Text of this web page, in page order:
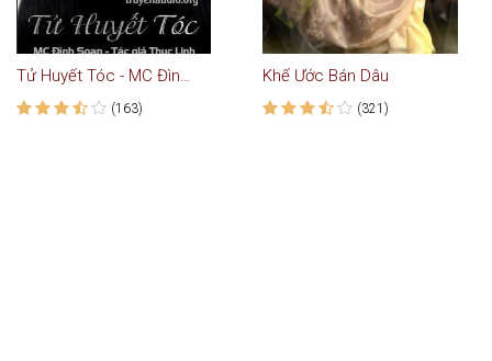
Tử Huyết Tóc - MC Đình Soạn
(163)
Khế Ước Bán Dâu
(321)